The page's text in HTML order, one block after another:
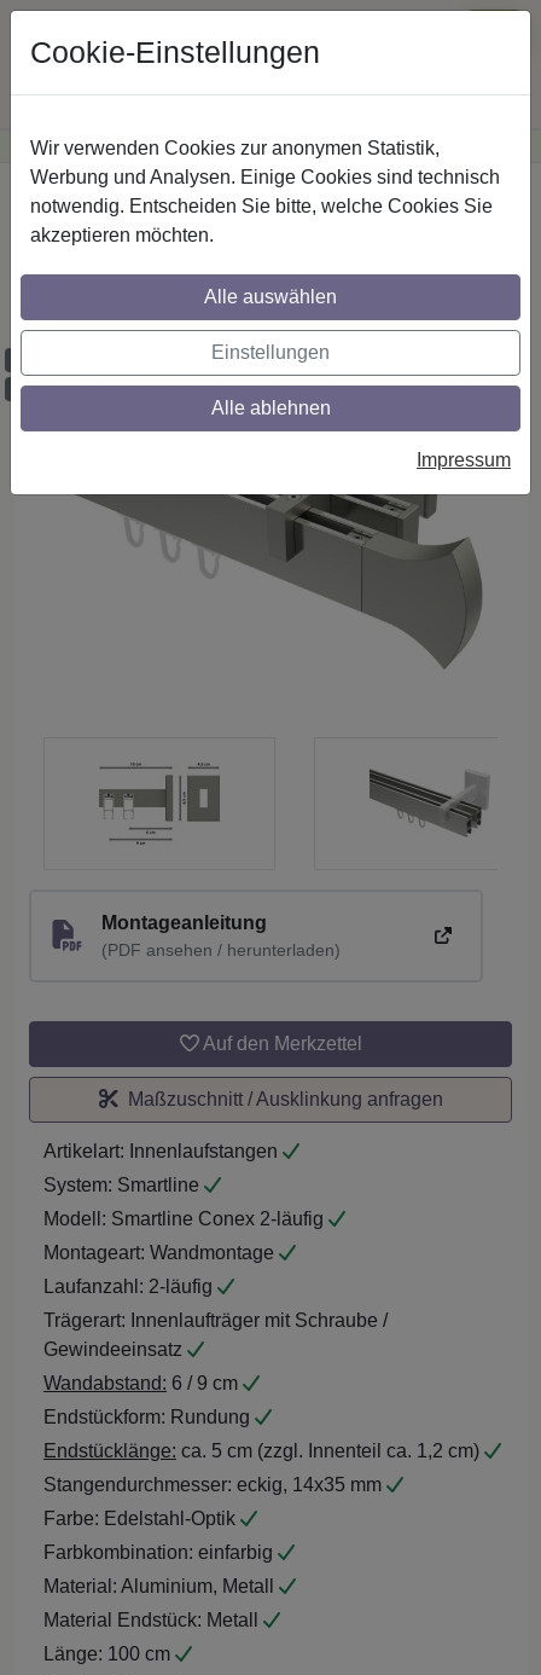
Günstige Versandkosteninnerhalb Österreichs· Sichere Zahlung
Startseite Innenlaufstangen Edelstahl-Optik
Gardinenstangen mit eckigem Innenlauf
aus Edelstahl-Optik in 14x35 mm, 2-läufig,
Modell SMARTLINE - Conex
Ausklinkung möglich
Montageanleitung
(PDF ansehen / herunterladen)
Auf den Merkzettel
Maßzuschnitt / Ausklinkung anfragen
Artikelart: Innenlaufstangen
System: Smartline
Modell: Smartline Conex 2-läufig
Montageart: Wandmontage
Laufanzahl: 2-läufig
Trägerart: Innenlaufträger mit Schraube /
Gewindeeinsatz
Wandabstand: 6 / 9 cm
Endstückform: Rundung
Endstücklänge: ca. 5 cm (zzgl. Innenteil ca. 1,2 cm)
Stangendurchmesser: eckig, 14x35 mm
Farbe: Edelstahl-Optik
Farbkombination: einfarbig
Material: Aluminium, Metall
Material Endstück: Metall
Länge: 100 cm
Cookie-Einstellungen
Wir verwenden Cookies zur anonymen Statistik,
Werbung und Analysen. Einige Cookies sind technisch
notwendig. Entscheiden Sie bitte, welche Cookies Sie
akzeptieren möchten.
Alle auswählen
Einstellungen
Alle ablehnen
Impressum